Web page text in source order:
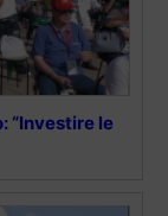
“Investire le